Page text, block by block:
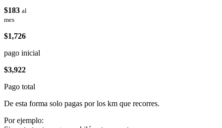
$183 al
mes
$1,726
pago inicial
$3,922
Pago total
De esta forma solo pagas por los km que recorres.
Por ejemplo: